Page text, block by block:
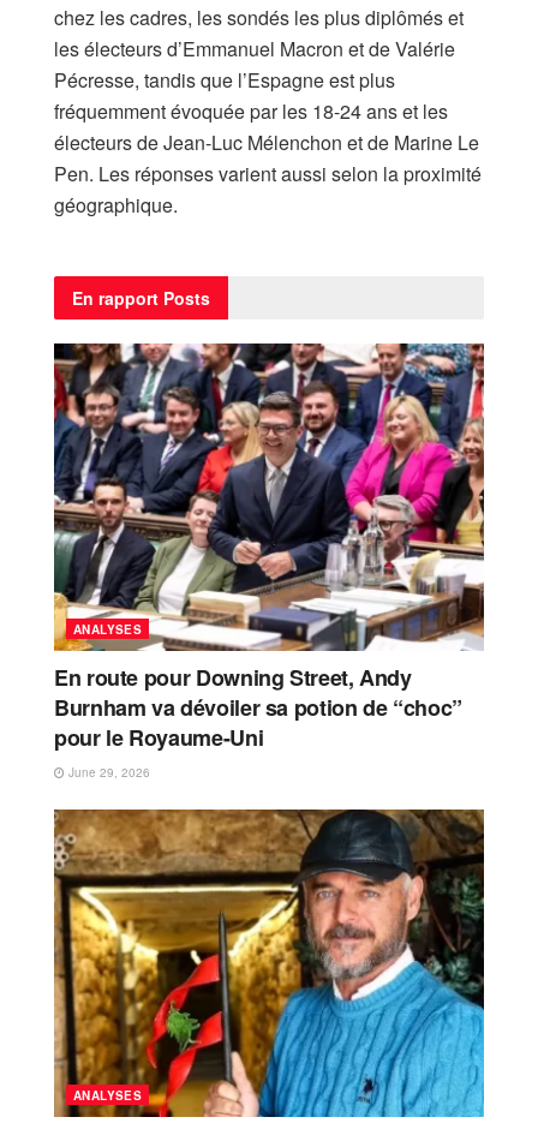
chez les cadres, les sondés les plus diplômés et
les électeurs d’Emmanuel Macron et de Valérie
Pécresse, tandis que l’Espagne est plus
fréquemment évoquée par les 18-24 ans et les
électeurs de Jean-Luc Mélenchon et de Marine Le
Pen. Les réponses varient aussi selon la proximité
géographique.
En rapport Posts
ANALYSES
En route pour Downing Street, Andy
Burnham va dévoiler sa potion de “choc”
pour le Royaume-Uni
June 29, 2026
ANALYSES